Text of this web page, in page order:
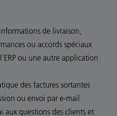
de livraison,
ou accords spéciaux
ou une autre application
des factures sortantes
ou envoi par e-mail
aux questions des clients et